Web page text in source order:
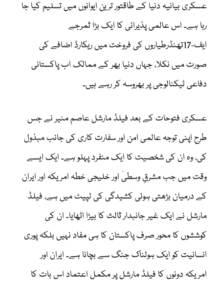
عسکری بیانیہ دنیا کے طاقتور ترین ایوانوں میں تسلیم کیا جا
رہا ہے۔ اس عالمی پذیرائی کا ایک بڑا ثمرجے
ایف-17تھنڈرطیاروں کی فروخت میں ریکارڈ اضافے کی
صورت میں نکلا، جہاں دنیا بھر کے ممالک اب پاکستانی
دفاعی ٹیکنالوجی پر بھروسہ کر رہے ہیں۔
عسکری فتوحات کے بعد فیلڈ مارشل عاصم منیر نے جس
طرح اپنی توجہ عالمی امن اور سفارت کاری کی جانب مبذول
کی، وہ ان کی شخصیت کا ایک منفرد پہلو ہے۔ ایک ایسے
وقت میں جب مشرقِ وسطیٰ اور خلیجی خطہ امریکہ اور ایران
کے درمیان بڑھتی ہوئی کشیدگی کی لپیٹ میں ہے، فیلڈ
مارشل نے ایک غیر جانبدار ثالث کا بیڑا اٹھایا۔ ان کی
کوششوں کا محور صرف پاکستان کا ہی مفاد نہیں بلکہ پوری
انسانیت کو ایک ہولناک جنگ سے بچانا ہے۔ ایران اور
امریکہ دونوں کا فیلڈ مارشل پر مکمل اعتماد اس بات کا